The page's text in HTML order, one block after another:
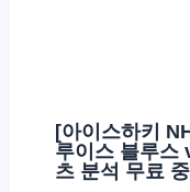
[아이스하키
루이스 블루스
츠 분석 무료